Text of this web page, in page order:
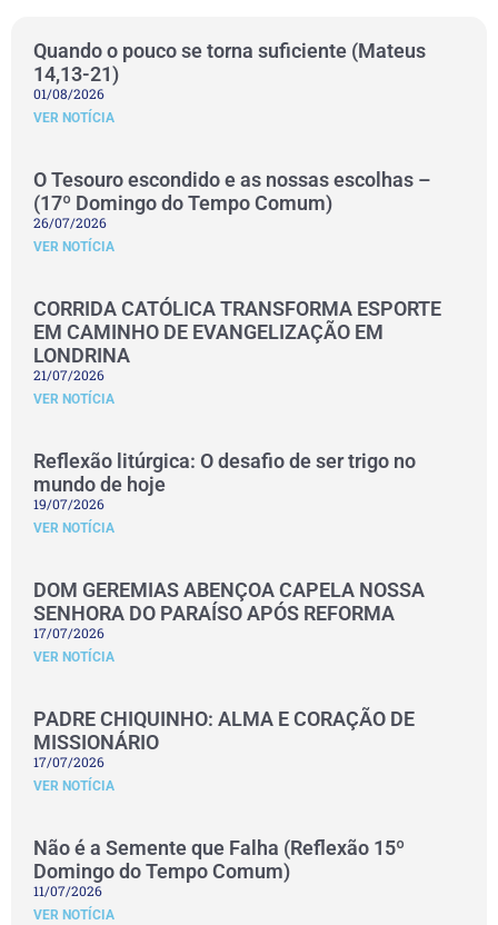
Quando o pouco se torna suficiente (Mateus
14,13-21)
01/08/2026
VER NOTÍCIA
O Tesouro escondido e as nossas escolhas –
(17º Domingo do Tempo Comum)
26/07/2026
VER NOTÍCIA
CORRIDA CATÓLICA TRANSFORMA ESPORTE
EM CAMINHO DE EVANGELIZAÇÃO EM
LONDRINA
21/07/2026
VER NOTÍCIA
Reflexão litúrgica: O desafio de ser trigo no
mundo de hoje
19/07/2026
VER NOTÍCIA
DOM GEREMIAS ABENÇOA CAPELA NOSSA
SENHORA DO PARAÍSO APÓS REFORMA
17/07/2026
VER NOTÍCIA
PADRE CHIQUINHO: ALMA E CORAÇÃO DE
MISSIONÁRIO
17/07/2026
VER NOTÍCIA
Não é a Semente que Falha (Reflexão 15º
Domingo do Tempo Comum)
11/07/2026
VER NOTÍCIA